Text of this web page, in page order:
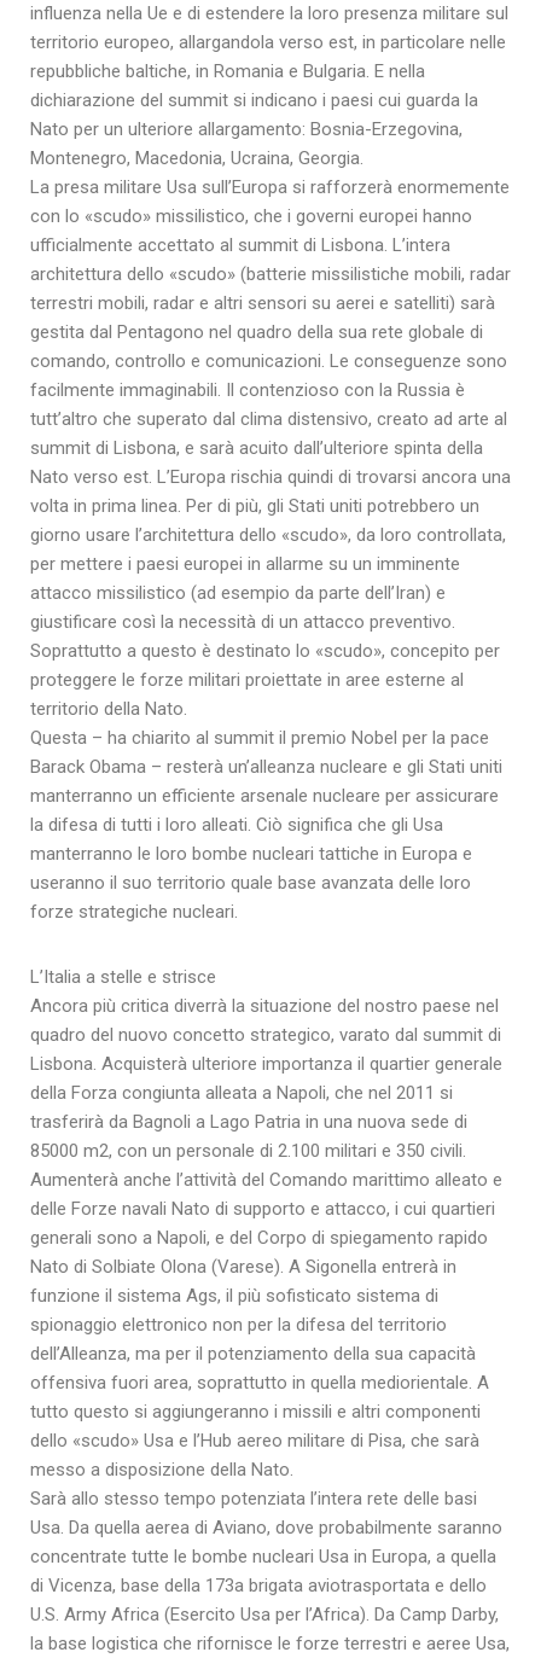
influenza nella Ue e di estendere la loro presenza militare sul
territorio europeo, allargandola verso est, in particolare nelle
repubbliche baltiche, in Romania e Bulgaria. E nella
dichiarazione del summit si indicano i paesi cui guarda la
Nato per un ulteriore allargamento: Bosnia-Erzegovina,
Montenegro, Macedonia, Ucraina, Georgia.
La presa militare Usa sull’Europa si rafforzerà enormemente
con lo «scudo» missilistico, che i governi europei hanno
ufficialmente accettato al summit di Lisbona. L’intera
architettura dello «scudo» (batterie missilistiche mobili, radar
terrestri mobili, radar e altri sensori su aerei e satelliti) sarà
gestita dal Pentagono nel quadro della sua rete globale di
comando, controllo e comunicazioni. Le conseguenze sono
facilmente immaginabili. Il contenzioso con la Russia è
tutt’altro che superato dal clima distensivo, creato ad arte al
summit di Lisbona, e sarà acuito dall’ulteriore spinta della
Nato verso est. L’Europa rischia quindi di trovarsi ancora una
volta in prima linea. Per di più, gli Stati uniti potrebbero un
giorno usare l’architettura dello «scudo», da loro controllata,
per mettere i paesi europei in allarme su un imminente
attacco missilistico (ad esempio da parte dell’Iran) e
giustificare così la necessità di un attacco preventivo.
Soprattutto a questo è destinato lo «scudo», concepito per
proteggere le forze militari proiettate in aree esterne al
territorio della Nato.
Questa – ha chiarito al summit il premio Nobel per la pace
Barack Obama – resterà un’alleanza nucleare e gli Stati uniti
manterranno un efficiente arsenale nucleare per assicurare
la difesa di tutti i loro alleati. Ciò significa che gli Usa
manterranno le loro bombe nucleari tattiche in Europa e
useranno il suo territorio quale base avanzata delle loro
forze strategiche nucleari.
L’Italia a stelle e strisce
Ancora più critica diverrà la situazione del nostro paese nel
quadro del nuovo concetto strategico, varato dal summit di
Lisbona. Acquisterà ulteriore importanza il quartier generale
della Forza congiunta alleata a Napoli, che nel 2011 si
trasferirà da Bagnoli a Lago Patria in una nuova sede di
85000 m2, con un personale di 2.100 militari e 350 civili.
Aumenterà anche l’attività del Comando marittimo alleato e
delle Forze navali Nato di supporto e attacco, i cui quartieri
generali sono a Napoli, e del Corpo di spiegamento rapido
Nato di Solbiate Olona (Varese). A Sigonella entrerà in
funzione il sistema Ags, il più sofisticato sistema di
spionaggio elettronico non per la difesa del territorio
dell’Alleanza, ma per il potenziamento della sua capacità
offensiva fuori area, soprattutto in quella mediorientale. A
tutto questo si aggiungeranno i missili e altri componenti
dello «scudo» Usa e l’Hub aereo militare di Pisa, che sarà
messo a disposizione della Nato.
Sarà allo stesso tempo potenziata l’intera rete delle basi
Usa. Da quella aerea di Aviano, dove probabilmente saranno
concentrate tutte le bombe nucleari Usa in Europa, a quella
di Vicenza, base della 173a brigata aviotrasportata e dello
U.S. Army Africa (Esercito Usa per l’Africa). Da Camp Darby,
la base logistica che rifornisce le forze terrestri e aeree Usa,